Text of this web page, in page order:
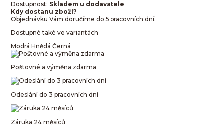
Dostupnost: Skladem u dodavatele
Kdy dostanu zboží?
Objednávku Vám doručíme do 5 pracovních dní.
Dostupné také ve variantách
Modrá Hnědá Černá
Poštovné a výměna zdarma
Odeslání do 3 pracovních dní
Záruka 24 měsíců